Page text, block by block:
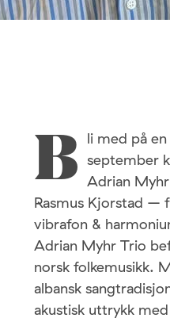
B li med på
september
Adrian
Rasmus Kjorstad –
vibrafon &
Adrian Myhr Trio
norsk folkemusikk.
albansk
akustisk uttrykk